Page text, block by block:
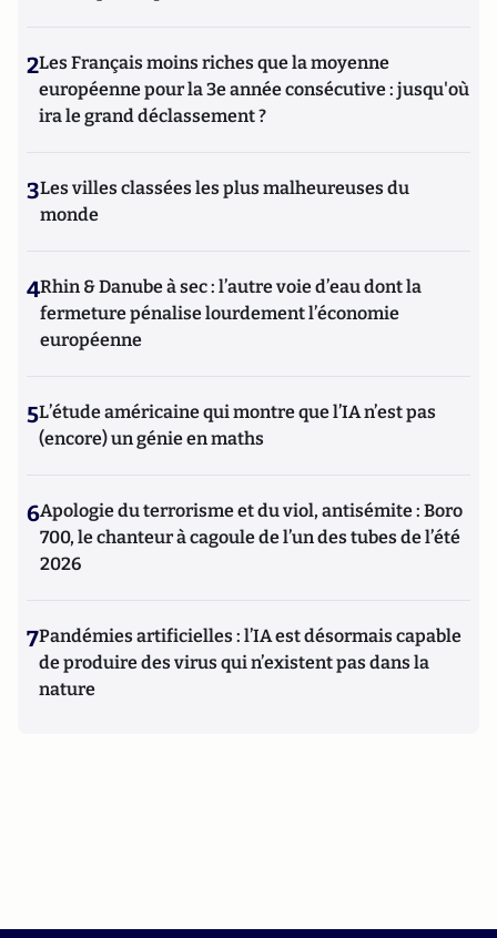
2Les Français moins riches que la moyenne
européenne pour la 3e année consécutive : jusqu'où
ira le grand déclassement ?
3Les villes classées les plus malheureuses du
monde
4Rhin & Danube à sec : l’autre voie d’eau dont la
fermeture pénalise lourdement l’économie
européenne
5L’étude américaine qui montre que l’IA n’est pas
(encore) un génie en maths
6Apologie du terrorisme et du viol, antisémite : Boro
700, le chanteur à cagoule de l’un des tubes de l’été
2026
7Pandémies artificielles : l’IA est désormais capable
de produire des virus qui n’existent pas dans la
nature